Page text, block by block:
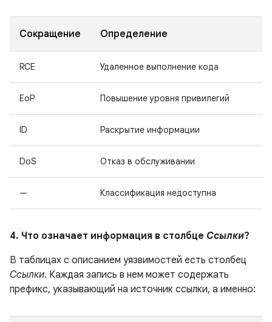
Сокращение Определение
RCE Удаленное выполнение кода
EoP Повышение уровня привилегий
ID Раскрытие информации
DoS Отказ в обслуживании
— Классификация недоступна
4. Что означает информация в столбце Ссылки?
В таблицах с описанием уязвимостей есть столбец
Ссылки. Каждая запись в нем может содержать
префикс, указывающий на источник ссылки, а именно: